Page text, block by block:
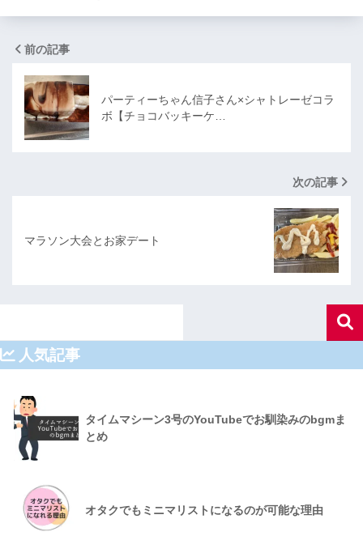
前の記事
パーティーちゃん信子さん×シャトレーゼコラ
ボ【チョコバッキーケ…
次の記事
マラソン大会とお家デート
人気記事
タイムマシーン3号のYouTubeでお馴染みのbgmま
とめ
オタクでもミニマリストになるのが可能な理由